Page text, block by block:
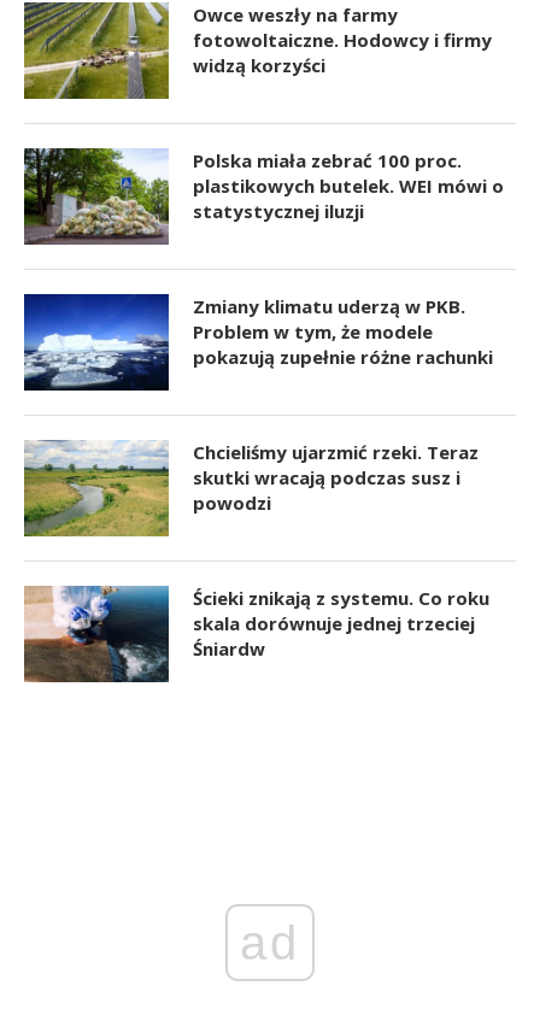
Owce weszły na farmy
fotowoltaiczne. Hodowcy i firmy
widzą korzyści
Polska miała zebrać 100 proc.
plastikowych butelek. WEI mówi o
statystycznej iluzji
Zmiany klimatu uderzą w PKB.
Problem w tym, że modele
pokazują zupełnie różne rachunki
Chcieliśmy ujarzmić rzeki. Teraz
skutki wracają podczas susz i
powodzi
Ścieki znikają z systemu. Co roku
skala dorównuje jednej trzeciej
Śniardw
ad